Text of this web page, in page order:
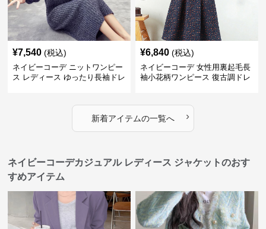
¥7,540 (税込)
ネイビーコーデ ニットワンピー
ス レディース ゆったり長袖ドレ
¥6,840 (税込)
ネイビーコーデ 女性用裏起毛長
袖小花柄ワンピース 復古調ドレ
新着アイテムの一覧へ ›
ネイビーコーデカジュアル レディース ジャケットのおす
すめアイテム